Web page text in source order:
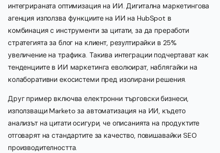
интегрираната оптимизация на ИИ. Дигитална маркетингова
агенция използва функциите на ИИ на HubSpot в
комбинация с инструменти за цитати, за да преработи
стратегията за блог на клиент, резултирайки в 25%
увеличение на трафика. Такива интеграции подчертават как
тенденциите в ИИ маркетинга еволюират, наблягайки на
колаборативни екосистеми пред изолирани решения.
Друг пример включва електронни търговски бизнеси,
използващи Marketo за автоматизация на ИИ, където
анализът на цитати осигури, че описанията на продуктите
отговарят на стандартите за качество, повишавайки SEO
производителността.